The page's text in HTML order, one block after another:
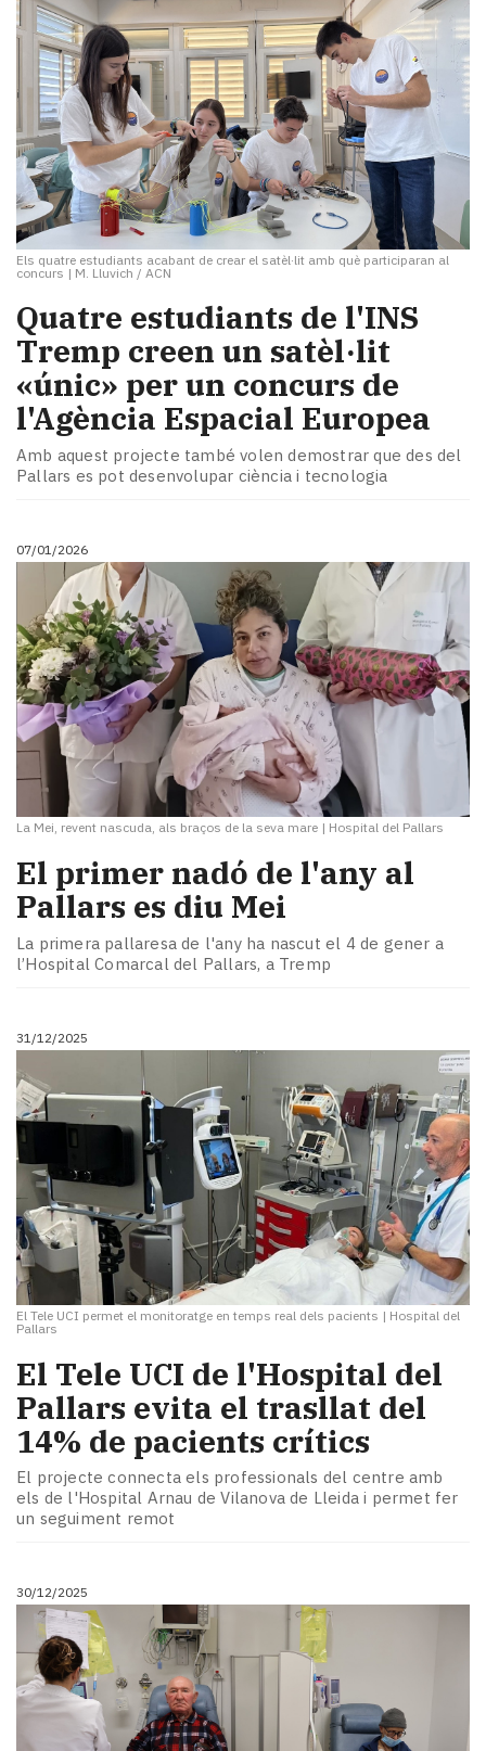
Els quatre estudiants acabant de crear el satèl·lit amb què participaran al
concurs | M. Lluvich / ACN
Quatre estudiants de l'INS
Tremp creen un satèl·lit
«únic» per un concurs de
l'Agència Espacial Europea
Amb aquest projecte també volen demostrar que des del
Pallars es pot desenvolupar ciència i tecnologia
07/01/2026
La Mei, revent nascuda, als braços de la seva mare | Hospital del Pallars
El primer nadó de l'any al
Pallars es diu Mei
La primera pallaresa de l'any ha nascut el 4 de gener a
l’Hospital Comarcal del Pallars, a Tremp
31/12/2025
El Tele UCI permet el monitoratge en temps real dels pacients | Hospital del
Pallars
El Tele UCI de l'Hospital del
Pallars evita el trasllat del
14% de pacients crítics
El projecte connecta els professionals del centre amb
els de l'Hospital Arnau de Vilanova de Lleida i permet fer
un seguiment remot
30/12/2025